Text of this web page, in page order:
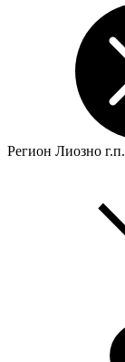
Регион Лиозно г.п.